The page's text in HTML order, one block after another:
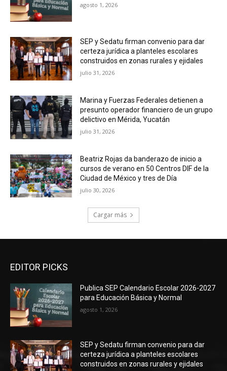
agosto 1, 2026
SEP y Sedatu firman convenio para dar
certeza jurídica a planteles escolares
construidos en zonas rurales y ejidales
julio 31, 2026
Marina y Fuerzas Federales detienen a
presunto operador financiero de un grupo
delictivo en Mérida, Yucatán
julio 31, 2026
Beatriz Rojas da banderazo de inicio a
cursos de verano en 50 Centros DIF de la
Ciudad de México y tres de Día
julio 30, 2026
Cargar más
EDITOR PICKS
Publica SEP Calendario Escolar 2026-2027
para Educación Básica y Normal
agosto 1, 2026
SEP y Sedatu firman convenio para dar
certeza jurídica a planteles escolares
construidos en zonas rurales y ejidales